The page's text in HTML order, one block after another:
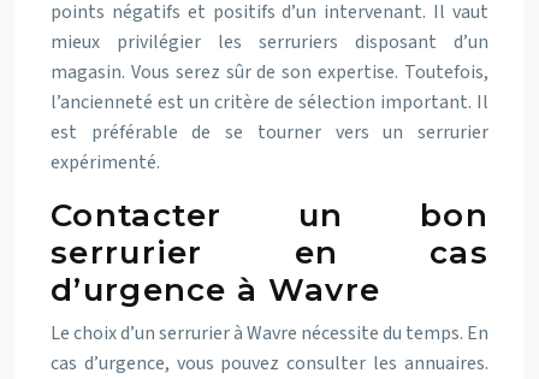
points négatifs et positifs d’un intervenant. Il vaut
mieux privilégier les serruriers disposant d’un
magasin. Vous serez sûr de son expertise. Toutefois,
l’ancienneté est un critère de sélection important. Il
est préférable de se tourner vers un serrurier
expérimenté.
Contacter un bon
serrurier en cas
d’urgence à Wavre
Le choix d’un serrurier à Wavre nécessite du temps. En
cas d’urgence, vous pouvez consulter les annuaires.